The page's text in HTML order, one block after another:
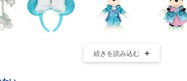
続きを読み込む